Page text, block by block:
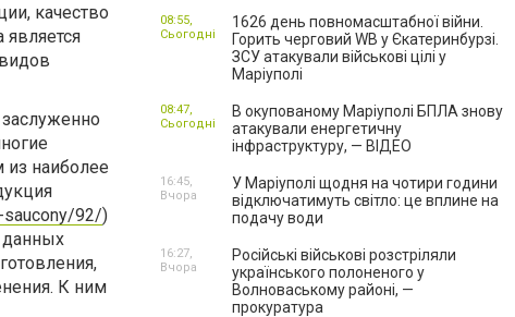
качество
из наиболее
saucony/92/)
данных
К ним
1626 день повномасштабної війни.
Горить черговий WB у Єкатеринбурзі.
ЗСУ атакували військові цілі у
Маріуполі
08:55,
Сьогодні
В окупованому Маріуполі БПЛА знову
атакували енергетичну
інфраструктуру, — ВІДЕО
08:47,
Сьогодні
У Маріуполі щодня на чотири години
відключатимуть світло: це вплине на
подачу води
16:45,
Вчора
Російські військові розстріляли
українського полоненого у
Волноваському районі, —
прокуратура
16:27,
Вчора